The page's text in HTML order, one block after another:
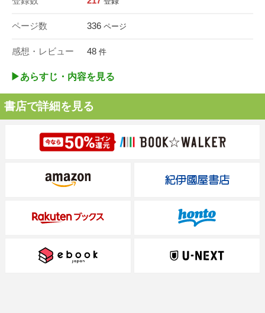
ページ数 336 ページ
感想・レビュー 48 件
▶︎あらすじ・内容を見る
書店で詳細を見る